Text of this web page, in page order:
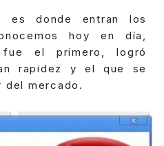
es donde entran los
hoy en día,
fue el primero, logró
rapidez y el que se
del mercado.